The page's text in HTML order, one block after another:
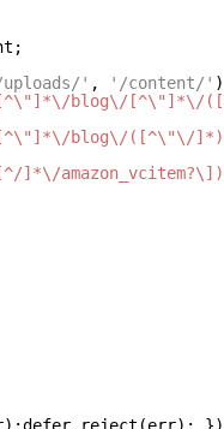
' , '/content/' )
blog\/[^\"]*\/
blog\/([^\"\/
]*\/